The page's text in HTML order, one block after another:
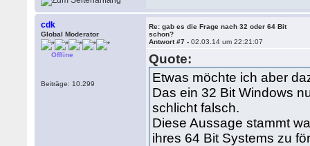
cdk
Global Moderator
Offline
Beiträge: 10.299
Re: gab es die Frage nach 32 oder 64 Bit
schon?
Antwort #7 -02.03.14 um 22:21:07
Quote:
Etwas möchte ich aber
Das ein 32 Bit Windows
schlicht falsch.
Diese Aussage stammt
ihres 64 Bit Systems zu